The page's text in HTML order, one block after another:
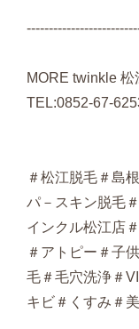
MORE twinkle 松
TEL:0852-67-
＃松江脱毛＃島
パ－スキン脱毛
インクル松江店
＃アトピー＃子
毛＃毛穴洗浄＃
キビ＃くすみ＃